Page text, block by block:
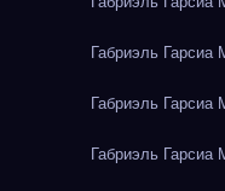
Габриэль
Габриэль
Габриэль